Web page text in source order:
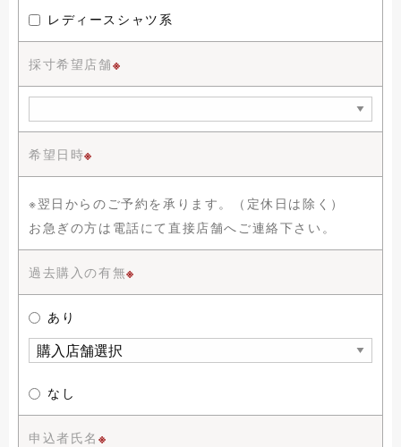
レディースシャツ系
採寸希望店舗※
希望日時※
※翌日からのご予約を承ります。（定休日は除く）
お急ぎの方は電話にて直接店舗へご連絡下さい。
過去購入の有無※
あり
なし
申込者氏名 ※